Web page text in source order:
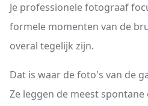
Je professionele fotograaf
formele momenten van de
overal tegelijk zijn.
Dat is waar de foto's van de
Ze leggen de meest